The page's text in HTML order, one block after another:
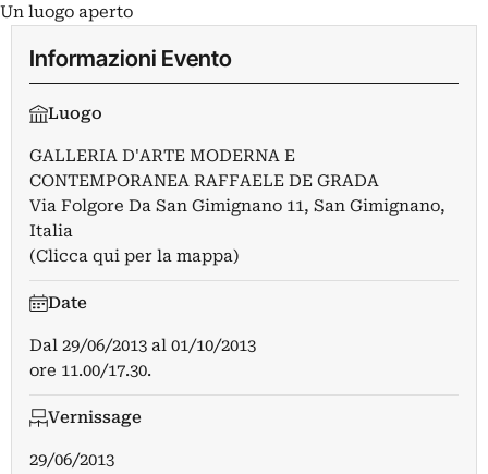
Un luogo aperto
Informazioni Evento
Luogo
GALLERIA D'ARTE MODERNA E
CONTEMPORANEA RAFFAELE DE GRADA
Via Folgore Da San Gimignano 11, San Gimignano,
Italia
(Clicca qui per la mappa)
Date
Dal 29/06/2013 al 01/10/2013
ore 11.00/17.30.
Vernissage
29/06/2013